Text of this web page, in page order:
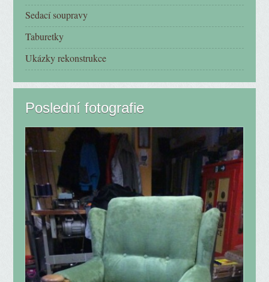
Sedací soupravy
Taburetky
Ukázky rekonstrukce
Poslední fotografie